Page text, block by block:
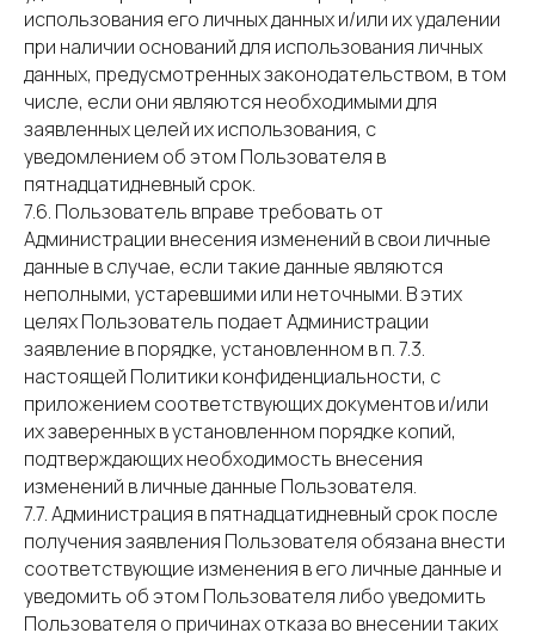
использования его личных данных и/или их удалении
при наличии оснований для использования личных
данных, предусмотренных законодательством, в том
числе, если они являются необходимыми для
заявленных целей их использования, с
уведомлением об этом Пользователя в
пятнадцатидневный срок.
7.6. Пользователь вправе требовать от
Администрации внесения изменений в свои личные
данные в случае, если такие данные являются
неполными, устаревшими или неточными. В этих
целях Пользователь подает Администрации
заявление в порядке, установленном в п. 7.3.
настоящей Политики конфиденциальности, с
приложением соответствующих документов и/или
их заверенных в установленном порядке копий,
подтверждающих необходимость внесения
изменений в личные данные Пользователя.
7.7. Администрация в пятнадцатидневный срок после
получения заявления Пользователя обязана внести
соответствующие изменения в его личные данные и
уведомить об этом Пользователя либо уведомить
Пользователя о причинах отказа во внесении таких